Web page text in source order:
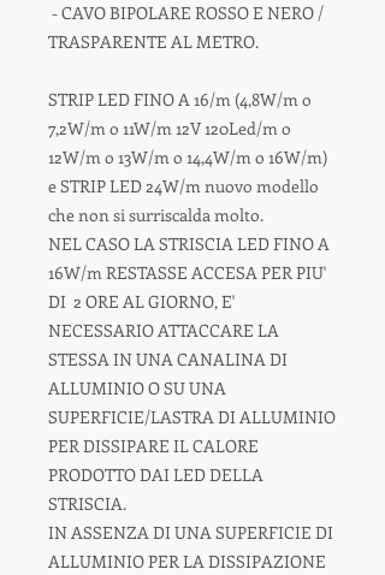
- CAVO BIPOLARE ROSSO E NERO /
TRASPARENTE AL METRO.
STRIP LED FINO A 16/m (4,8W/m o
7,2W/m o 11W/m 12V 120Led/m o
12W/m o 13W/m o 14,4W/m o 16W/m)
e STRIP LED 24W/m nuovo modello
che non si surriscalda molto.
NEL CASO LA STRISCIA LED FINO A
16W/m RESTASSE ACCESA PER PIU'
DI 2 ORE AL GIORNO, E'
NECESSARIO ATTACCARE LA
STESSA IN UNA CANALINA DI
ALLUMINIO O SU UNA
SUPERFICIE/LASTRA DI ALLUMINIO
PER DISSIPARE IL CALORE
PRODOTTO DAI LED DELLA
STRISCIA.
IN ASSENZA DI UNA SUPERFICIE DI
ALLUMINIO PER LA DISSIPAZIONE